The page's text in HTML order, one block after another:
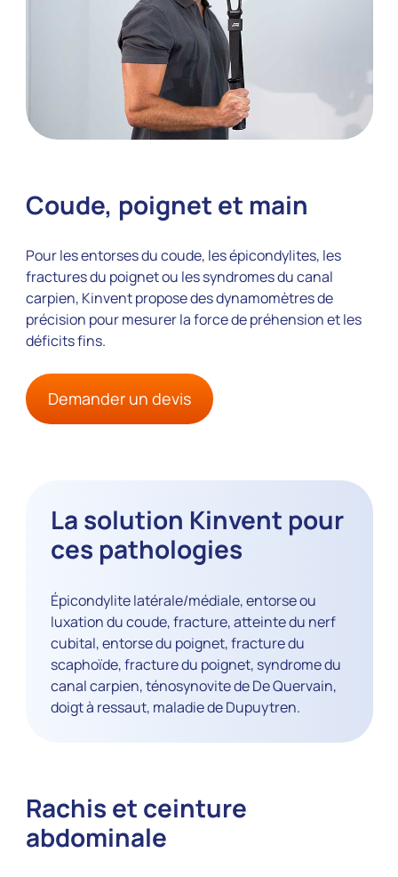
Coude, poignet et main
Pour les entorses du coude, les épicondylites, les
fractures du poignet ou les syndromes du canal
carpien, Kinvent propose des dynamomètres de
précision pour mesurer la force de préhension et les
déficits fins.
Demander un devis
La solution Kinvent pour
ces pathologies
Épicondylite latérale/médiale, entorse ou
luxation du coude, fracture, atteinte du nerf
cubital, entorse du poignet, fracture du
scaphoïde, fracture du poignet, syndrome du
canal carpien, ténosynovite de De Quervain,
doigt à ressaut, maladie de Dupuytren.
Rachis et ceinture
abdominale